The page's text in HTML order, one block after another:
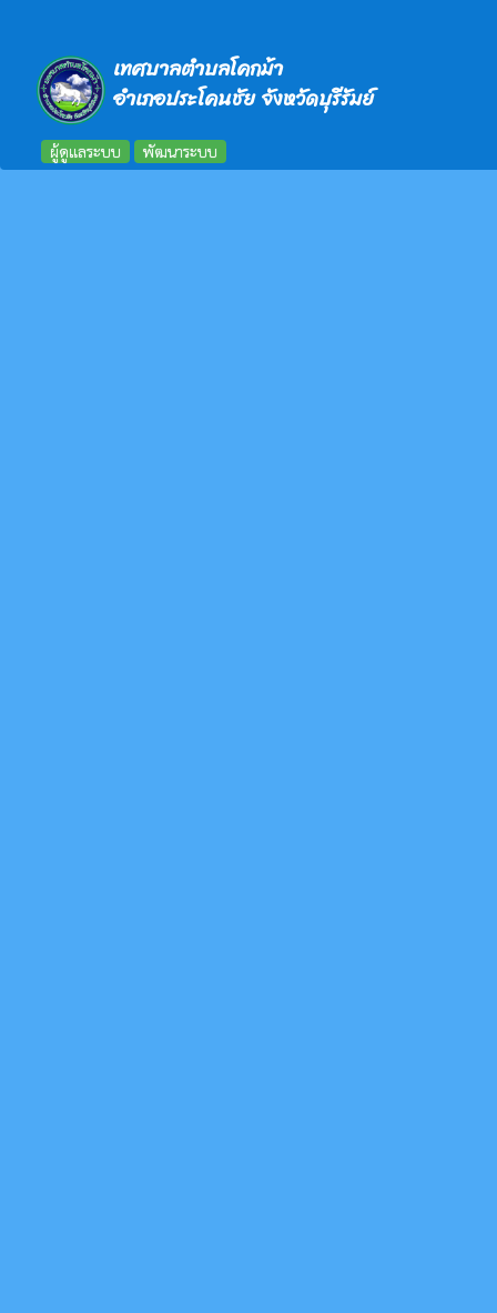
เทศบาลตำบลโคกม้า
อำเภอประโคนชัย จังหวัดบุรีรัมย์
ผู้ดูแลระบบ พัฒนาระบบ